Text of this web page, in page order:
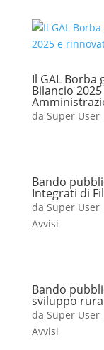
Il GAL
Bilancio
da Super User
Bando
Integrati di
da Super User
Avvisi
Bando
sviluppo
da Super User
Avvisi